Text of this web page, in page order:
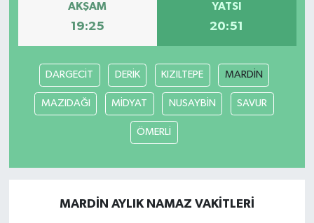
AKŞAM
19:25
YATSI
20:51
DARGECİT DERİK KIZILTEPE MARDİN
MAZIDAĞI MİDYAT NUSAYBİN SAVUR
ÖMERLİ
MARDİN AYLIK NAMAZ VAKITLERI